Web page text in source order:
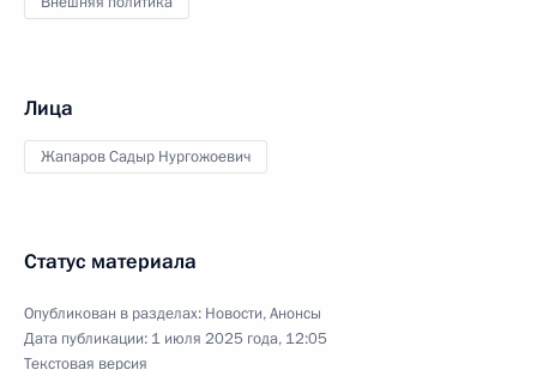
Лица
Жапаров Садыр Нургожоевич
Статус материала
Опубликован в разделах: Новости,Анонсы
Дата публикации: 1 июля 2025 года, 12:05
Текстовая версия